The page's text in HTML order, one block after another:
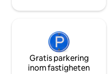
Gratis parkering
inom fastigheten